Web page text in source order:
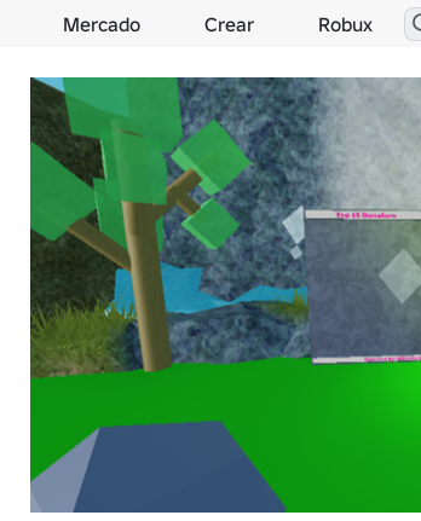
Mercado Crear Robux